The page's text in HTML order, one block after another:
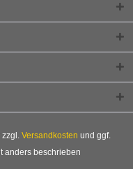
zzgl. Versandkosten und ggf.
anders beschrieben